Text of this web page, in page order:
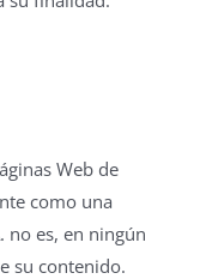
Web de
como una
no es, en ningún
su contenido.